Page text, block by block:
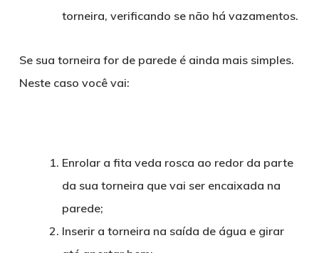
torneira, verificando se não há vazamentos.
Se sua torneira for de parede é ainda mais simples.
Neste caso você vai:
Enrolar a fita veda rosca ao redor da parte
da sua torneira que vai ser encaixada na
parede;
Inserir a torneira na saída de água e girar